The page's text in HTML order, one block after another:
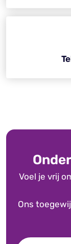
Voel je vrij
Ons